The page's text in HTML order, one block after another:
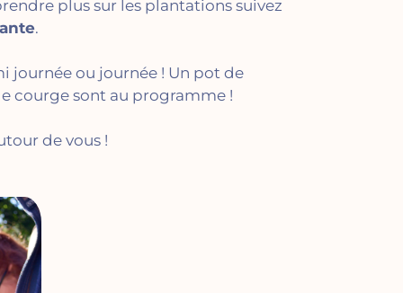
plus sur les plantations suivez
.
journée ou journée ! Un pot de
courge sont au programme !
de vous !